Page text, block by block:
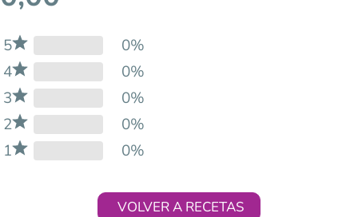
5
0%
4
0%
3
0%
2
0%
1
0%
VOLVER A RECETAS